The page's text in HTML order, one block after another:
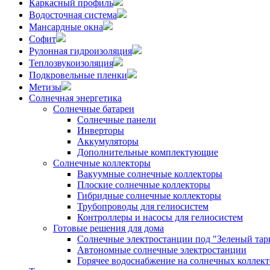
Каркасный профиль
Водосточная система
Мансардные окна
Софит
Рулонная гидроизоляция
Теплозвукоизоляция
Подкровельные пленки
Метизы
Солнечная энергетика
Солнечные батареи
Солнечные панели
Инверторы
Аккумуляторы
Дополнительные комплектующие
Солнечные коллекторы
Вакуумные солнечные коллекторы
Плоские солнечные коллекторы
Гибридные солнечные коллекторы
Трубопроводы для гелиосистем
Контроллеры и насосы для гелиосистем
Готовые решения для дома
Солнечные электростанции под "Зеленый
Автономные солнечные электростанции
Горячее водоснабжение на солнечных